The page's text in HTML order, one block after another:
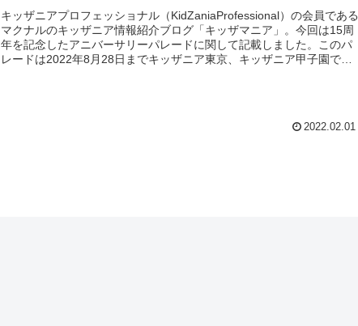
キッザニアプロフェッショナル（KidZaniaProfessional）の会員である
マクナルのキッザニア情報紹介ブログ「キッザマニア」。今回は15周
年を記念したアニバーサリーパレードに関して記載しました。このパ
レードは2022年8月28日までキッザニア東京、キッザニア甲子園で体
2022.02.01